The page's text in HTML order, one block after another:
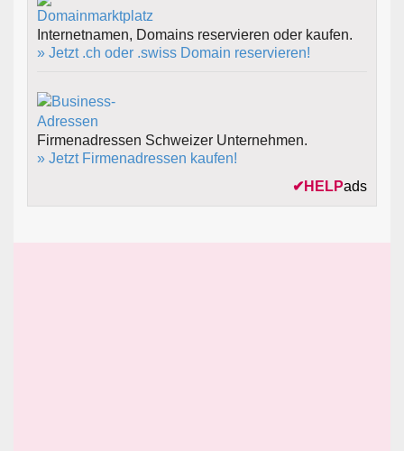
Internetnamen, Domains reservieren oder kaufen.
» Jetzt .ch oder .swiss Domain reservieren!
Firmenadressen Schweizer Unternehmen.
» Jetzt Firmenadressen kaufen!
✔ HELPads